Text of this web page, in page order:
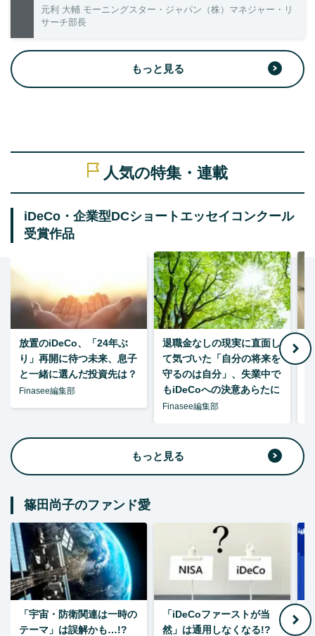
元利 大輔 モーニングスター・ジャパン（株）マネジャー・リ
サーチ部長
もっと見る
人気の特集・連載
iDeCo・企業型DCショートエッセイコンクール
受賞作品
放置のiDeCo、「24年ぶ
り」再開に待つ未来、息子
と一緒に選んだ投資先は？
Finasee編集部
退職金なしの現実に直面し
て気づいた「自分の将来を
守るのは自分」、失業中で
もiDeCoへの決意あらたに
Finasee編集部
もっと見る
篠田尚子のファンド愛
「宇宙・防衛関連は一時の
テーマ」は誤解かも…!?
「iDeCoファーストが当
然」は通用しなくなる!?